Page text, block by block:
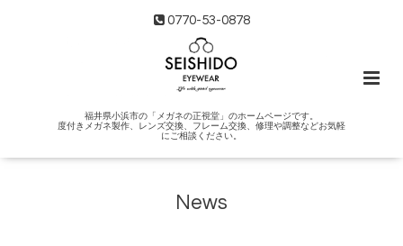
0770-53-0878
福井県小浜市の「メガネの正視堂」のホームページです。
度付きメガネ製作、レンズ交換、フレーム交換、修理や調整などお気軽
にご相談ください。
News